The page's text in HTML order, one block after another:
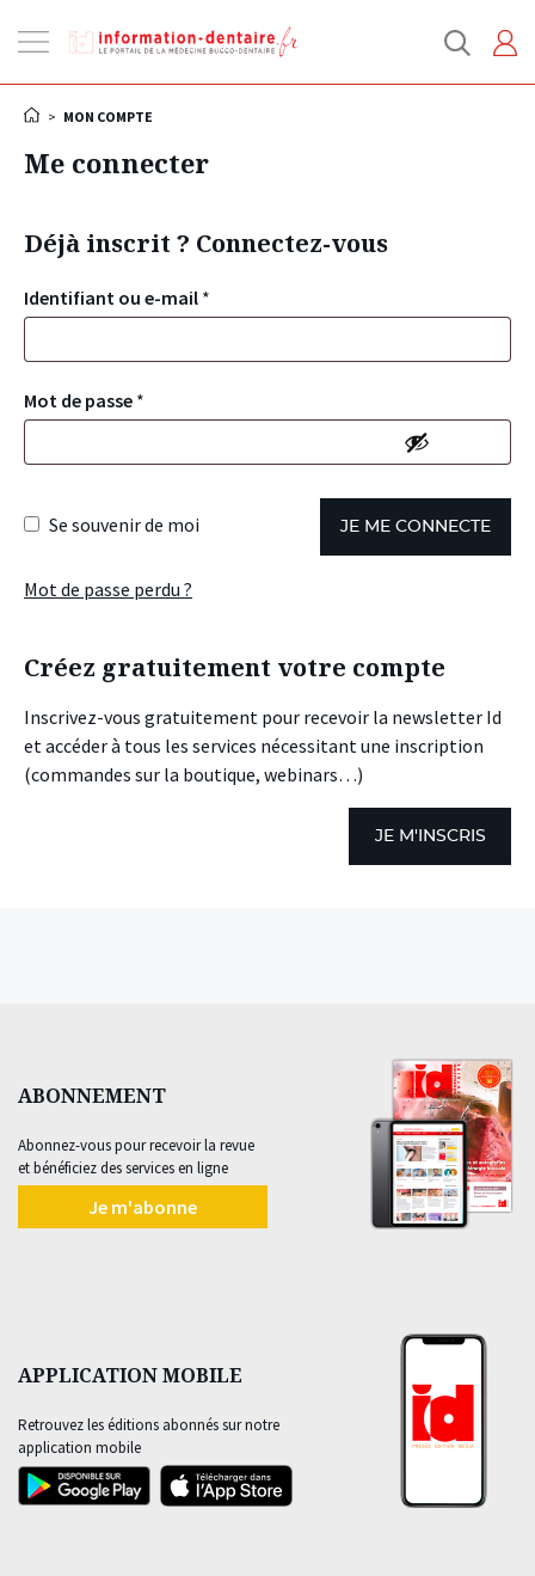
la
> MON COMPTE
Me connecter
Déjà inscrit ? Connectez-vous
Identifiant ou e-mail *
Mot de passe *
Se souvenir de moi JE ME CONNECTE
Mot de passe perdu ?
Créez gratuitement votre compte
Inscrivez-vous gratuitement pour recevoir la newsletter Id
et accéder à tous les services nécessitant une inscription
(commandes sur la boutique, webinars…)
JE M'INSCRIS
ABONNEMENT
Abonnez-vous pour recevoir la revue
et bénéficiez des services en ligne
Je m'abonne
APPLICATION MOBILE
Retrouvez les éditions abonnés sur notre
application mobile